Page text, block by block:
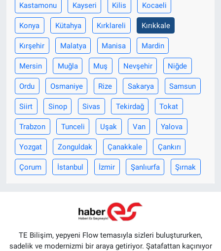
Kastamonu Kayseri Kilis Kocaeli
Konya Kütahya Kırklareli Kırıkkale
Kırşehir Malatya Manisa Mardin
Mersin Muğla Muş Nevşehir Niğde
Ordu Osmaniye Rize Sakarya Samsun
Siirt Sinop Sivas Tekirdağ Tokat
Trabzon Tunceli Uşak Van Yalova
Yozgat Zonguldak Çanakkale Çankırı
Çorum İstanbul İzmir Şanlıurfa Şırnak
TE Bilişim, yepyeni Flow temasıyla sizleri buluştururken,
sadelik ve modernizmi bir araya getiriyor. Şatafattan kaçınıyor